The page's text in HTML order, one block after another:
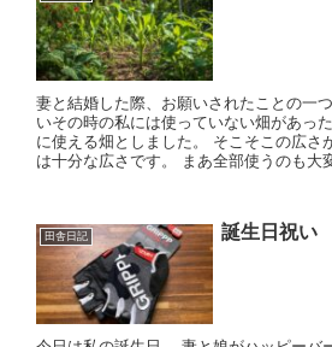
妻と結婚した際、お願いされたことの一
いその時の私には使っていない畑があっ
に使える畑としました。 そこそこの広さ
は十分な広さです。 まあ全部使うのも大
田舎日記 誕生日祝い